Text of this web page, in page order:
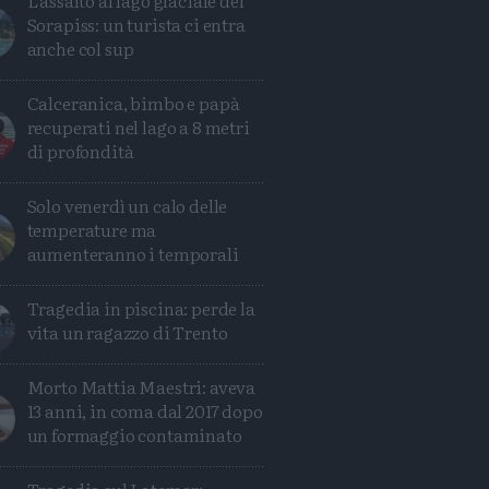
Sorapiss: un turista ci entra
anche col sup
Calceranica, bimbo e papà
recuperati nel lago a 8 metri
di profondità
Solo venerdì un calo delle
temperature ma
aumenteranno i temporali
Tragedia in piscina: perde la
vita un ragazzo di Trento
Morto Mattia Maestri: aveva
13 anni, in coma dal 2017 dopo
un formaggio contaminato